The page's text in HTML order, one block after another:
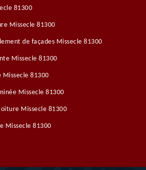
81300
Missecle 81300
de façades Missecle 81300
Missecle 81300
81300
Missecle 81300
Missecle 81300
Missecle 81300